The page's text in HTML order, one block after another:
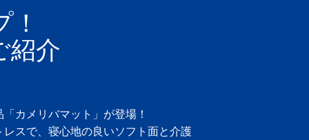
紹介
カメリバマット」が登場！
スで、寝心地の良いソフト面と介護